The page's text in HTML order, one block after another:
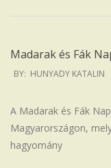
Madarak és Fák
2025-
BY: HUNYADY KATALIN
A Madarak és Fák
Magyarországon,
hagyomány